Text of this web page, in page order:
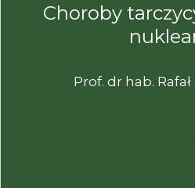
Choroby
Prof. dr hab.